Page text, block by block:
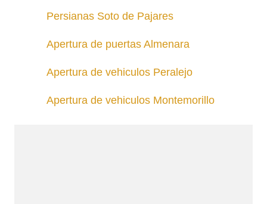
Persianas Soto de Pajares
Apertura de puertas Almenara
Apertura de vehiculos Peralejo
Apertura de vehiculos Montemorillo